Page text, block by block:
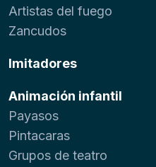
Artistas del fuego
Zancudos
Imitadores
Animación infantil
Payasos
Pintacaras
Grupos de teatro